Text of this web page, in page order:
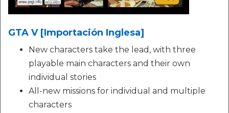
GTA V [Importación Inglesa]
New characters take the lead, with three
playable main characters and their own
individual stories
All-new missions for individual and multiple
characters